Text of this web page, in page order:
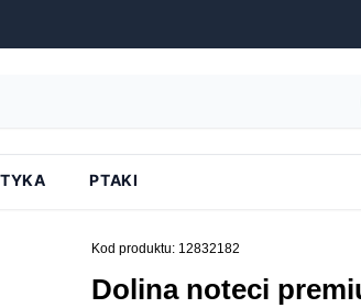
PTAKI
Kod produktu: 12832182
dolina noteci premium karma dla kota